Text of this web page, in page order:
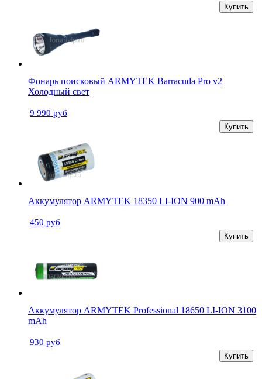
Купить
Фонарь поисковый ARMYTEK Barracuda Pro v2
Холодный свет
9 990 руб
Купить
Аккумулятор ARMYTEK 18350 LI-ION 900 mAh
450 руб
Купить
Аккумулятор ARMYTEK Professional 18650 LI-ION 3100
mAh
930 руб
Купить